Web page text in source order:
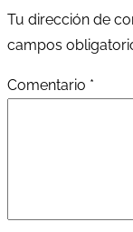
Tu dirección de
campos
Comentario *